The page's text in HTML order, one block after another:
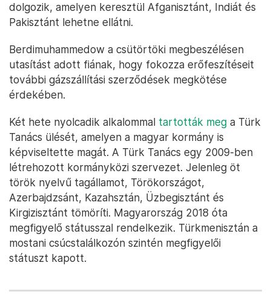
dolgozik, amelyen keresztül Afganisztánt, Indiát és
Pakisztánt lehetne ellátni.
Berdimuhammedow a csütörtöki megbeszélésen
utasítást adott fiának, hogy fokozza erőfeszítéseit
további gázszállítási szerződések megkötése
érdekében.
Két hete nyolcadik alkalommal tartották meg a Türk
Tanács ülését, amelyen a magyar kormány is
képviseltette magát. A Türk Tanács egy 2009-ben
létrehozott kormányközi szervezet. Jelenleg öt
török nyelvű tagállamot, Törökországot,
Azerbajdzsánt, Kazahsztán, Üzbegisztánt és
Kirgizisztánt tömöríti. Magyarország 2018 óta
megfigyelő státusszal rendelkezik. Türkmenisztán a
mostani csúcstalálkozón szintén megfigyelői
státuszt kapott.